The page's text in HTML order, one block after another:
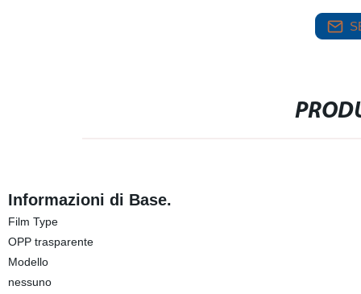
Informazioni di Base.
Film Type
OPP trasparente
Modello
nessuno